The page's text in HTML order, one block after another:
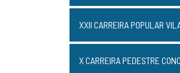
XXII CARREIRA POPULAR
X CARREIRA PEDESTRE